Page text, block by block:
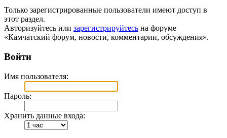
Только зарегистрированные пользователи имеют доступ в
этот раздел.
Авторизуйтесь или зарегистрируйтесь на форуме
«Камчатский форум, новости, комментарии, обсуждения».
Войти
Имя пользователя:
Пароль:
Хранить данные входа: